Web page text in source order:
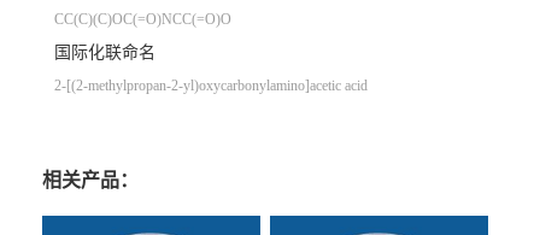
CC(C)(C)OC(=O)NCC(=O)O
国际化联命名
2-[(2-methylpropan-2-yl)oxycarbonylamino]acetic acid
相关产品：